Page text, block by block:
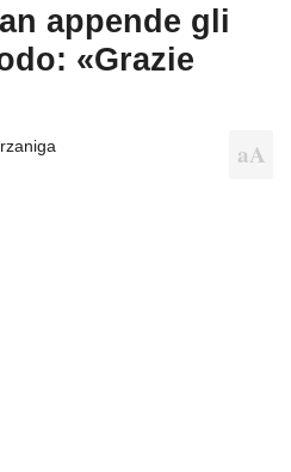
appende gli
«Grazie